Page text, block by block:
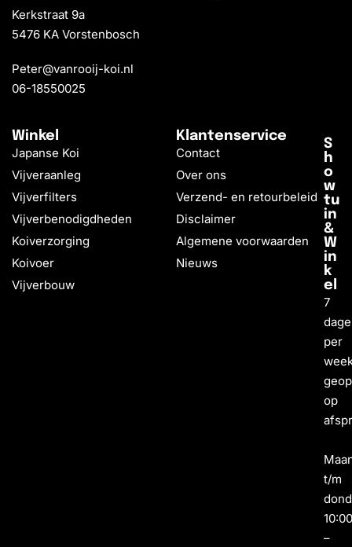
Kerkstraat 9a
5476 KA Vorstenbosch
Peter@vanrooij-koi.nl
06-18550025
Winkel
Japanse Koi
Vijveraanleg
Vijverfilters
Vijverbenodigdheden
Koiverzorging
Koivoer
Vijverbouw
Klantenservice
Contact
Over ons
Verzend- en retourbeleid
Disclaimer
Algemene voorwaarden
Nieuws
S
h
o
w
tu
in
&
W
in
k
el
7
per
op
t/m
–